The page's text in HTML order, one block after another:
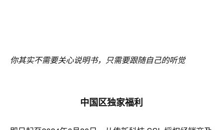
你其实不需要关心说明书，只需要跟随自己的听觉
中国区独家福利